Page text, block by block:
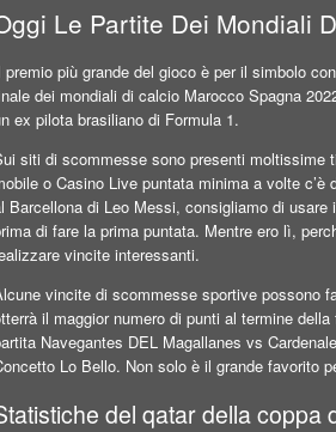
Le Partite Dei Mondiali
premio più grande del gioco è per il simbolo
dei mondiali di calcio Marocco Spagna
ex pilota brasiliano di Formula 1.
siti di scommesse sono presenti moltissime
o Casino Live puntata minima a volte
Barcellona di Leo Messi, consigliamo di
di fare la prima puntata. Mentre ero lì,
vincite interessanti.
vincite di scommesse sportive possono
il maggior numero di punti al termine
Navegantes DEL Magallanes vs
Lo Bello. Non solo è il grande favorito
del qatar della coppa